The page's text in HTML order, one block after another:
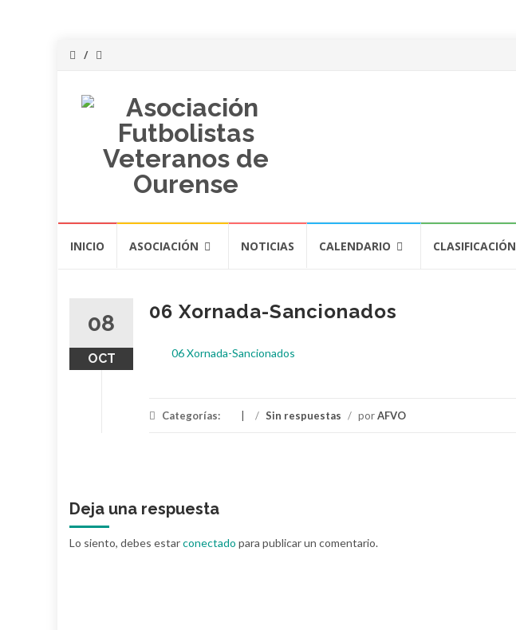
INICIO ASOCIACIÓN NOTICIAS CALENDARIO CLASIFICACIÓN
08
OCT
06 Xornada-Sancionados
06 Xornada-Sancionados
Categorías: / Sin respuestas / porAFVO
Deja una respuesta
Lo siento, debes estarconectado para publicar un comentario.